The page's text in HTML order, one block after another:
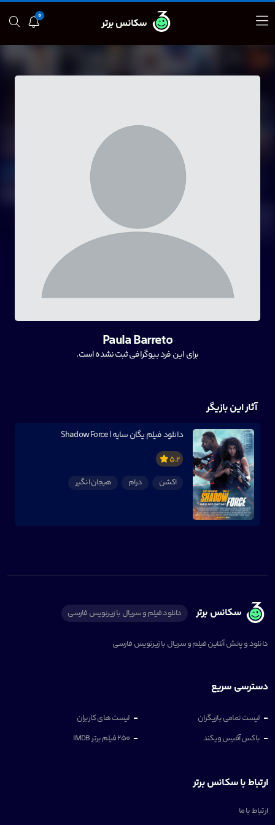
0
سکانس برتر
Paula Barreto
برای این فرد بیوگرافی ثبت نشده است.
آثار این بازیگر
دانلود فیلم یگان سایه | Shadow Force
5.2
اکشن
درام هیجان انگیر
سکانس برتر دانلود فیلم و سریال با زیرنویس فارسی
دانلود و پخش آنلاین فیلم و سریال با زیرنویس فارسی
دسترسی سریع
لیست تمامی بازیگران
لیست های کاربران
باکس آفیس ویکند
250 فیلم برتر IMDB
ارتباط با سکانس برتر
ارتباط با ما